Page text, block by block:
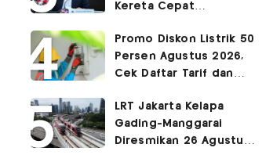
Kereta Cepat
Surabaya
Promo Diskon Listrik 50
Persen Agustus 2026,
Cek Daftar Tarif dan
LRT Jakarta Kelapa
Gading-Manggarai
Diresmikan 26 Agustus